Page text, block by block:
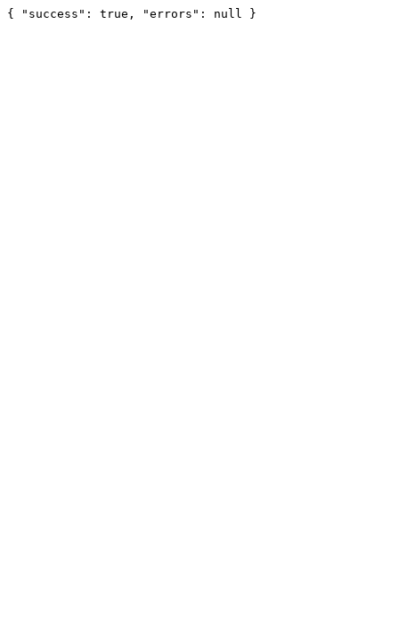
{ "success": true, "errors": null }